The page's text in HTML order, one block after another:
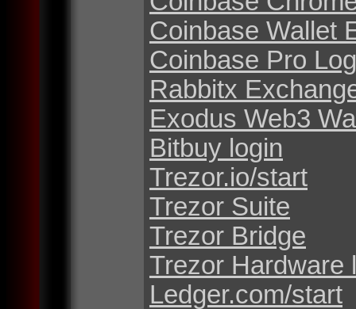
Coinbase Wallet
Coinbase Pro
Rabbitx
Exodus Web3
Bitbuy login
Trezor.io/start
Trezor Suite
Trezor Bridge
Trezor Hardware
Ledger.com/start